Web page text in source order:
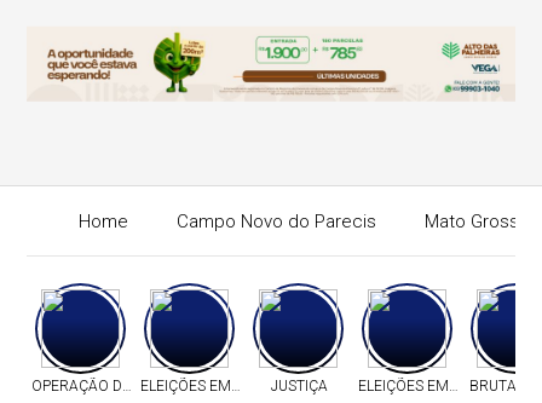
Home Campo Novo do Parecis Mato Grosso
OPERAÇÃO DA PFELEIÇÕES EM MT JUSTIÇA ELEIÇÕES EM MT